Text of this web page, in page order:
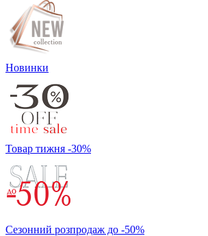
Новинки
Товар тижня -30%
Сезонний розпродаж до -50%